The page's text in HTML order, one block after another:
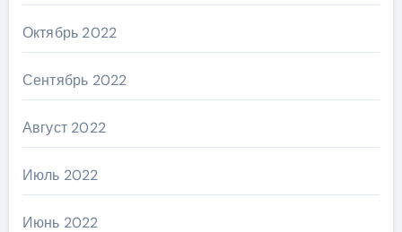
Октябрь 2022
Сентябрь 2022
Август 2022
Июль 2022
Июнь 2022